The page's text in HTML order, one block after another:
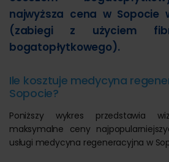
najwyższa cena w Sopocie
(zabiegi z użyciem
bogatopłytkowego).
Ile kosztuje medycyna
Sopocie?
Poniższy wykres przedstawia
maksymalne ceny
usługi medycyna regeneracyjna w